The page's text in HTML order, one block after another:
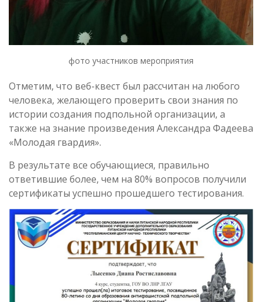
фото участников мероприятия
Отметим, что веб-квест был рассчитан на любого
человека, желающего проверить свои знания по
истории создания подпольной организации, а
также на знание произведения Александра Фадеева
«Молодая гвардия».
В результате все обучающиеся, правильно
ответившие более, чем на 80% вопросов получили
сертификаты успешно прошедшего тестирования.